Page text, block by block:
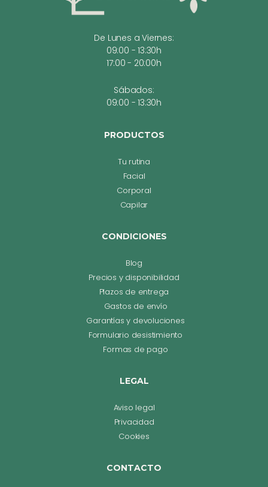
De Lunes a Viernes:
09:00 - 13:30h
17:00 - 20:00h
Sábados:
09:00 - 13:30h
PRODUCTOS
Tu rutina
Facial
Corporal
Capilar
CONDICIONES
Blog
Precios y disponibilidad
Plazos de entrega
Gastos de envío
Garantías y devoluciones
Formulario desistimiento
Formas de pago
LEGAL
Aviso legal
Privacidad
Cookies
CONTACTO